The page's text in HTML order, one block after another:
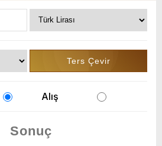
Alış